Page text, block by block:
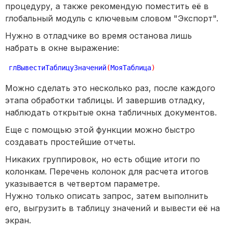
процедуру, а также рекомендую поместить её в
глобальный модуль с ключевым словом "Экспорт".
Нужно в отладчике во время останова лишь
набрать в окне выражение:
глВывестиТаблицуЗначений(МояТаблица)
Можно сделать это несколько раз, после каждого
этапа обработки таблицы. И завершив отладку,
наблюдать открытые окна табличных документов.
Еще с помощью этой функции можно быстро
создавать простейшие отчеты.
Никаких группировок, но есть общие итоги по
колонкам. Перечень колонок для расчета итогов
указывается в четвертом параметре.
Нужно только описать запрос, затем выполнить
его, выгрузить в таблицу значений и вывести её на
экран.